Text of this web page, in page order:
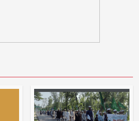
স্বাভাবিক হবে
ওবায়দুল কাদেরসহ ৭ শীর্ষ নেতার সর্বোচ্চ